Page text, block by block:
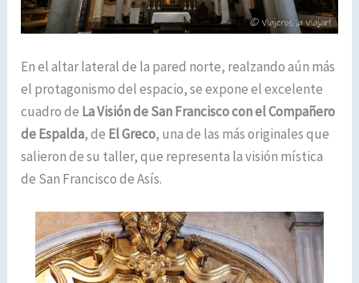
En el altar lateral de la pared norte, realzando aún más
el protagonismo del espacio, se expone el excelente
cuadro de La Visión de San Francisco con el Compañero
de Espalda, de El Greco, una de las más originales que
salieron de su taller, que representa la visión mística
de San Francisco de Asís.